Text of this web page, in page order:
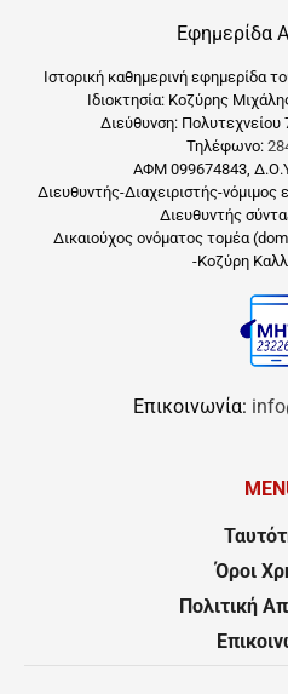
Εφημερίδα
Ιστορική καθημερινή εφημερίδα
Ιδιοκτησία: Κοζύρης
Διεύθυνση: Πολυτεχνείου
Τηλέφωνο:
ΑΦΜ 099674843,
Διευθυντής-Διαχειριστής-
Διευθυντής
Δικαιούχος ονόματος τομέα
-Κοζύρη
Επικοινωνία:
Όροι
Πολιτική